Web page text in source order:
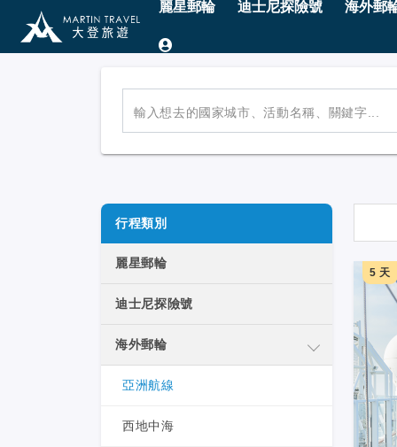
麗星郵輪 迪士尼探險號 海外郵
輸入想去的國家城市、活動名稱、關鍵字...
行程類別
麗星郵輪
迪士尼探險號
海外郵輪
亞洲航線
西地中海
5 天